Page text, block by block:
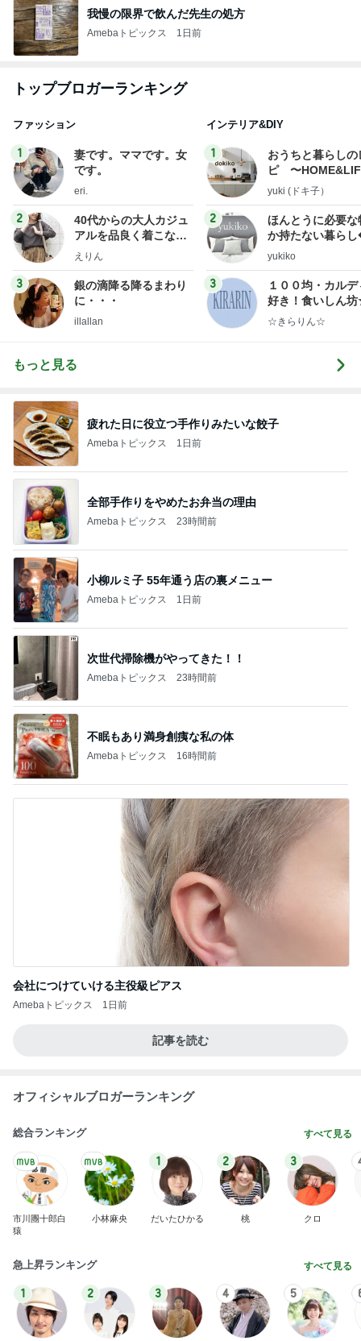
我慢の限界で飲んだ先生の処方
Amebaトピックス 1日前
トップブロガーランキング
ファッション
1
妻です。ママです。女
です。
eri.
2
40代からの大人カジュ
アルを品良く着こなす
ファッションブログ
えりん
3
銀の滴降る降るまわり
に・・・
illallan
インテリア&DIY
1
おうちと暮らしの
ピ 〜
yuki (ドキ子）
2
ほんとうに必要な
か持たない暮ら
ep Life Simple◆
yukiko
3
１００均・カルデ
好き！食いしん
らりん☆のブログ
☆きらりん☆
もっと見る
疲れた日に役立つ手作りみたいな餃子
Amebaトピックス 1日前
全部手作りをやめたお弁当の理由
Amebaトピックス 23時間前
小柳ルミ子 55年通う店の裏メニュー
Amebaトピックス 1日前
次世代掃除機がやってきた！！
Amebaトピックス 23時間前
不眠もあり満身創痍な私の体
Amebaトピックス 16時間前
会社につけていける主役級ピアス
Amebaトピックス 1日前
記事を読む
オフィシャルブロガーランキング
総合ランキング すべて見る
市川團十郎白
猿
小林麻央
1
だいたひかる
2
桃
3
クロ
急上昇ランキング すべて見る
1 2 3 4 5